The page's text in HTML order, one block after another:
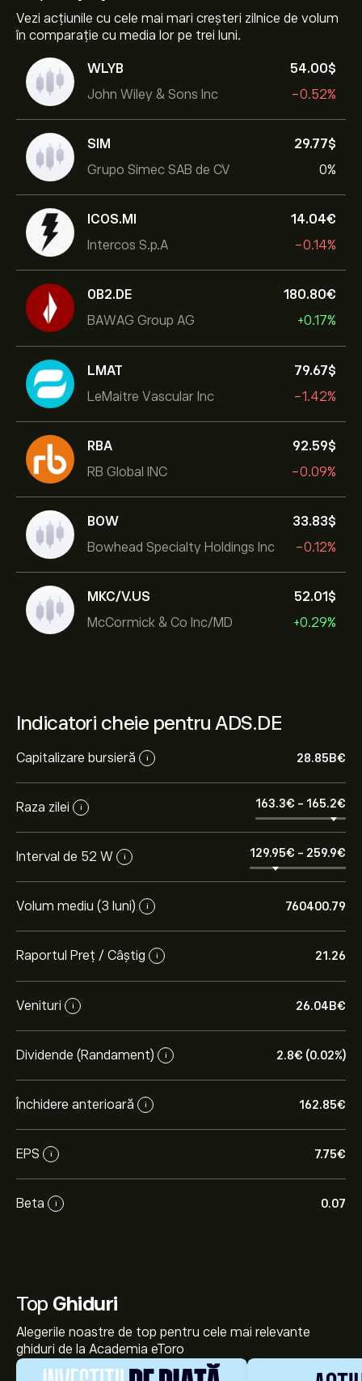
Vezi acțiunile cu cele mai mari creșteri zilnice de volum
în comparație cu media lor pe trei luni.
WLYB
John Wiley & Sons Inc
54.00‎$‎
-0.52%
SIM
Grupo Simec SAB de CV
29.77‎$‎
0%
ICOS.MI
Intercos S.p.A
14.04‎€‎
-0.14%
0B2.DE
BAWAG Group AG
180.80‎€‎
+0.17%
LMAT
LeMaitre Vascular Inc
79.67‎$‎
-1.42%
RBA
RB Global INC
92.59‎$‎
-0.09%
BOW
Bowhead Specialty Holdings Inc
33.83‎$‎
-0.12%
MKC/V.US
McCormick & Co Inc/MD
52.01‎$‎
+0.29%
Indicatori cheie pentru ADS.DE
Capitalizare bursieră i 28.85B‎€‎
Raza zilei i 163.3‎€‎ - 165.2‎€‎
Interval de 52 W i 129.95‎€‎ - 259.9‎€‎
Volum mediu (3 luni) i 760400.79
Raportul Preț / Câștig i 21.26
Venituri i 26.04B‎€‎
Dividende (Randament) i 2.8‎€‎ (0.02%)
Închidere anterioară i 162.85‎€‎
EPS i 7.75‎€‎
Beta i 0.07
Top Ghiduri
Alegerile noastre de top pentru cele mai relevante
ghiduri de la Academia eToro